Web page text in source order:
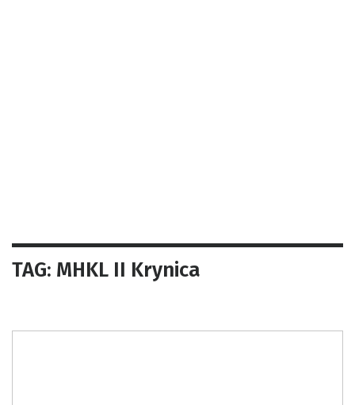
TAG: MHKL II Krynica